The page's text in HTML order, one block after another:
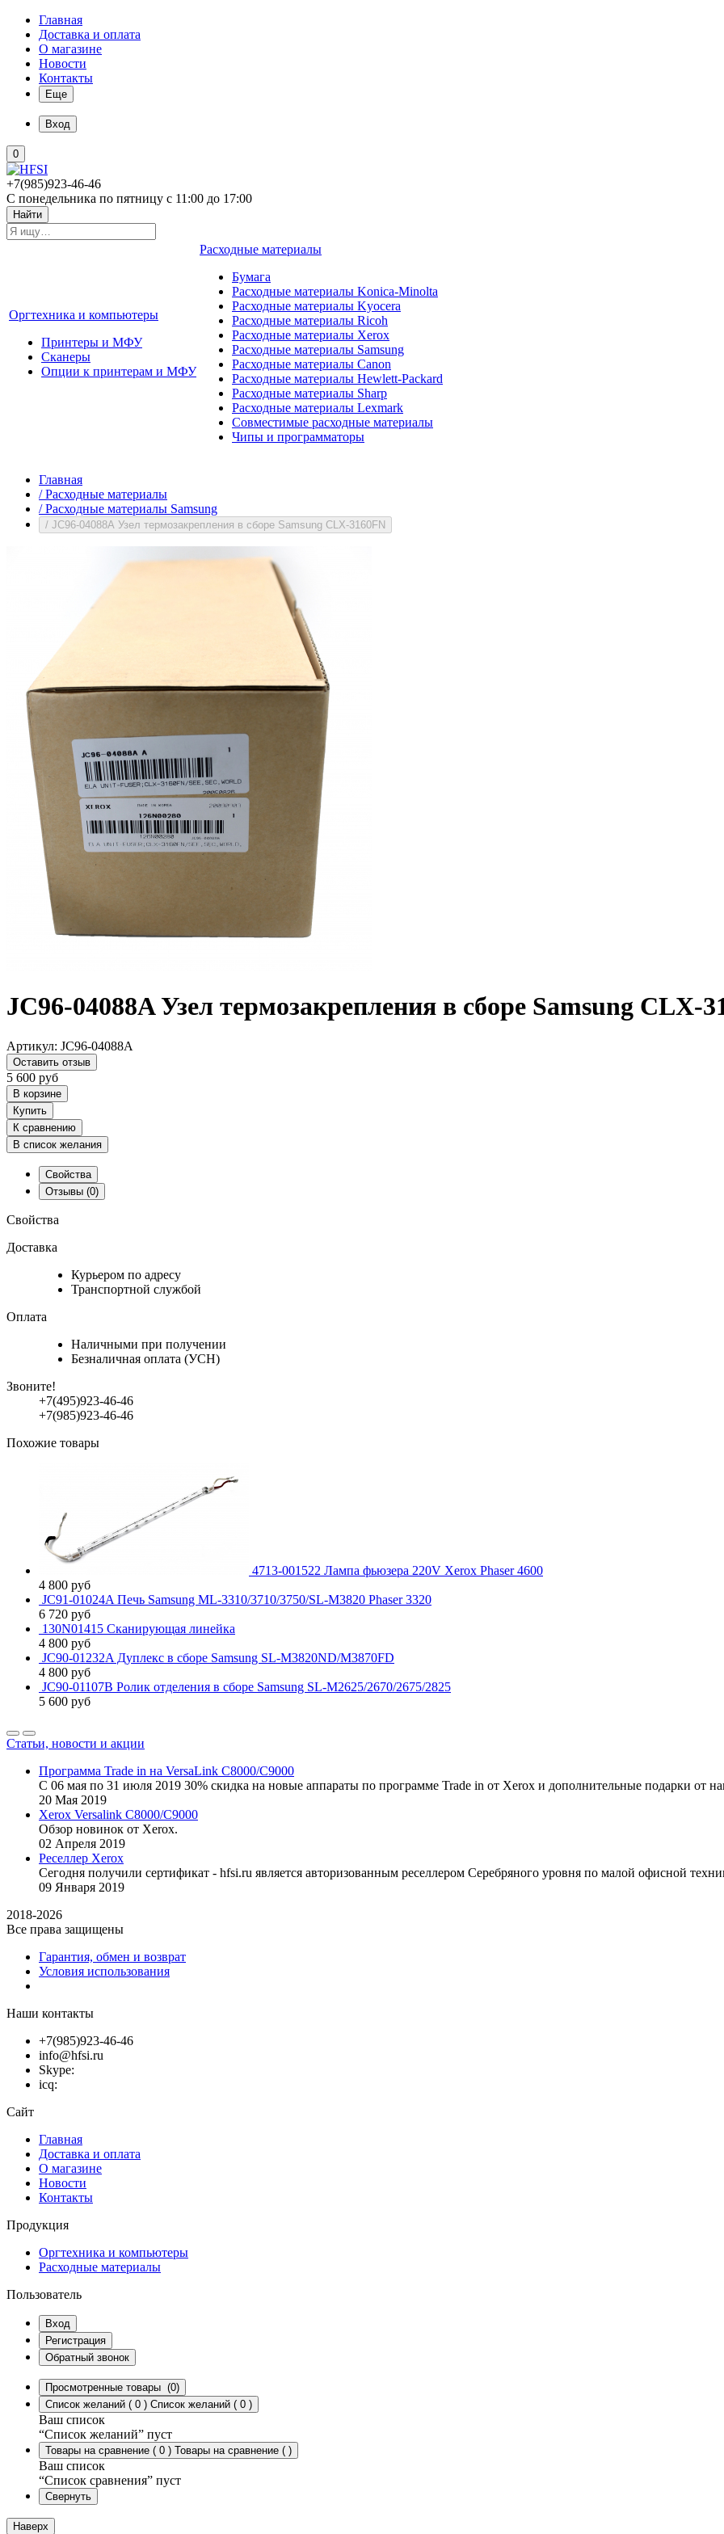
Главная
Доставка и оплата
О магазине
Новости
Контакты
Еще
Вход
0
+7(985)923-46-46
С понедельника по пятницу с 11:00 до 17:00
Найти
Оргтехника и компьютеры
Принтеры и МФУ
Сканеры
Опции к принтерам и МФУ
Расходные материалы
Бумага
Расходные материалы Konica-Minolta
Расходные материалы Kyocera
Расходные материалы Ricoh
Расходные материалы Xerox
Расходные материалы Samsung
Расходные материалы Canon
Расходные материалы Hewlett-Packard
Расходные материалы Sharp
Расходные материалы Lexmark
Совместимые расходные материалы
Чипы и программаторы
Главная
/ Расходные материалы
/ Расходные материалы Samsung
/ JC96-04088A Узел термозакрепления в сборе Samsung CLX-3160FN
JC96-04088A Узел термозакрепления в сборе Samsung CLX-
Артикул: JC96-04088A
Оставить отзыв
5 600 руб
В корзине
Купить
К сравнению
В список желания
Свойства
Отзывы (0)
Свойства
Доставка
Курьером по адресу
Транспортной службой
Оплата
Наличными при получении
Безналичная оплата (УСН)
Звоните!
+7(495)923-46-46
+7(985)923-46-46
Похожие товары
4713-001522 Лампа фьюзера 220V Xerox Phaser 4600
4 800 руб
JC91-01024A Печь Samsung ML-3310/3710/3750/SL-M3820 Phaser 3320
6 720 руб
130N01415 Сканирующая линейка
4 800 руб
JC90-01232A Дуплекс в сборе Samsung SL-M3820ND/M3870FD
4 800 руб
JC90-01107B Ролик отделения в сборе Samsung SL-M2625/2670/2675/2825
5 600 руб
Статьи, новости и акции
Программа Trade in на VersaLink C8000/C9000
С 06 мая по 31 июля 2019 30% скидка на новые аппараты по программе Trade in от Xerox и дополнительные подарки от
20 Мая 2019
Xerox Versalink C8000/C9000
Обзор новинок от Xerox.
02 Апреля 2019
Реселлер Xerox
Сегодня получили сертификат - hfsi.ru является авторизованным реселлером Серебряного уровня по малой офисной
09 Января 2019
2018-2026
Все права защищены
Гарантия, обмен и возврат
Условия использования
Наши контакты
+7(985)923-46-46
info@hfsi.ru
Skype:
icq:
Сайт
Главная
Доставка и оплата
О магазине
Новости
Контакты
Продукция
Оргтехника и компьютеры
Расходные материалы
Пользователь
Вход
Регистрация
Обратный звонок
Просмотренные товары (0)
Список желаний ( 0 ) Список желаний ( 0 )
Ваш список
“Список желаний” пуст
Товары на сравнение ( 0 ) Товары на сравнение ( )
Ваш список
“Список сравнения” пуст
Свернуть
Наверх